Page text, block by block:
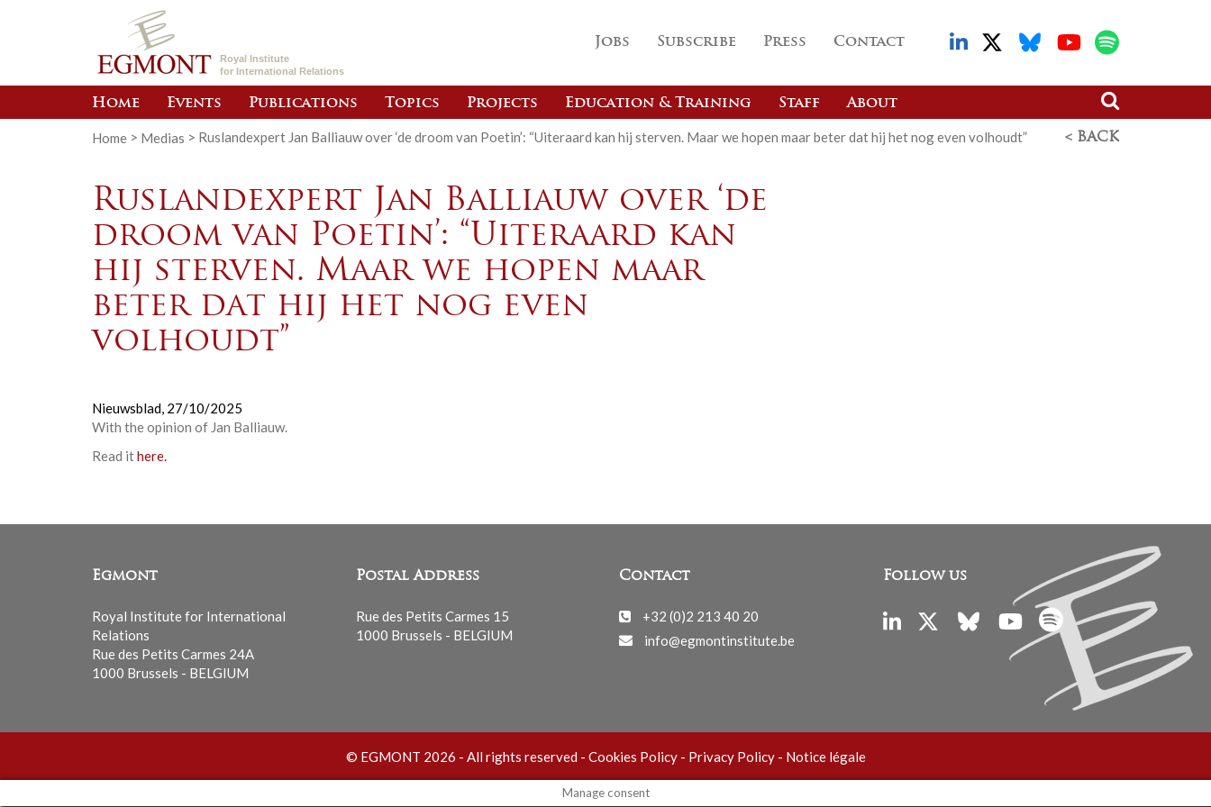
Royal Institute
for International Relations
Jobs Subscribe Press Contact
Home Events Publications Topics Projects Education & Training Staff About
Home > Medias > Ruslandexpert Jan Balliauw over ‘de droom van Poetin’: “Uiteraard kan hij sterven. Maar we hopen maar beter dat hij het nog even volhoudt” < BACK
Ruslandexpert Jan Balliauw over ‘de
droom van Poetin’: “Uiteraard kan
hij sterven. Maar we hopen maar
beter dat hij het nog even
volhoudt”
Nieuwsblad, 27/10/2025
With the opinion of Jan Balliauw.
Read ithere.
Egmont
Royal Institute for International
Relations
Rue des Petits Carmes 24A
1000 Brussels - BELGIUM
Postal Address
Rue des Petits Carmes 15
1000 Brussels - BELGIUM
Contact
+32 (0)2 213 40 20
info@egmontinstitute.be
Follow us
© EGMONT 2026 - All rights reserved - Cookies Policy- Privacy Policy- Notice légale
Manage consent